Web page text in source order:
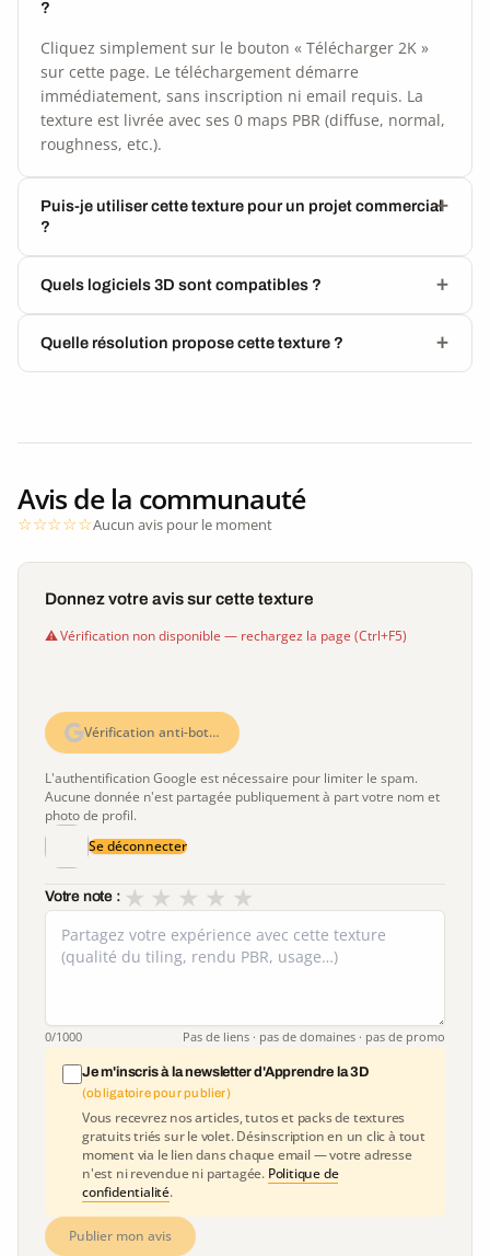
?
Cliquez simplement sur le bouton « Télécharger 2K »
sur cette page. Le téléchargement démarre
immédiatement, sans inscription ni email requis. La
texture est livrée avec ses 0 maps PBR (diffuse, normal,
roughness, etc.).
Puis-je utiliser cette texture pour un projet commercial
?
Quels logiciels 3D sont compatibles ?
Quelle résolution propose cette texture ?
Avis de la communauté
Aucun avis pour le moment
Donnez votre avis sur cette texture
Vérification non disponible — rechargez la page (Ctrl+F5)
Vérification anti-bot…
L'authentification Google est nécessaire pour limiter le spam.
Aucune donnée n'est partagée publiquement à part votre nom et
photo de profil.
Se déconnecter
Votre note : ★
★
★
★
★
0/1000 Pas de liens · pas de domaines · pas de promo
Je m'inscris à la newsletter d'Apprendre la 3D
(obligatoire pour publier)
Vous recevrez nos articles, tutos et packs de textures
gratuits triés sur le volet. Désinscription en un clic à tout
moment via le lien dans chaque email — votre adresse
n'est ni revendue ni partagée. Politique de
confidentialité.
Publier mon avis